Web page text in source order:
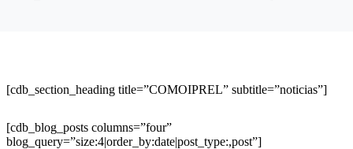
[cdb_section_heading title=”COMOIPREL” subtitle=”noticias”]
[cdb_blog_posts columns=”four”
blog_query=”size:4|order_by:date|post_type:,post”]